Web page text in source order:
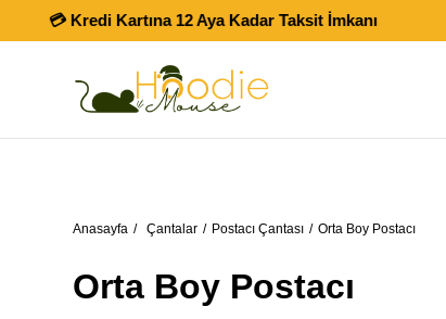
💳 Kredi Kartına 12 Aya Kadar Taksit İmkanı
Anasayfa Çantalar Postacı Çantası Orta Boy Postacı
Orta Boy Postacı